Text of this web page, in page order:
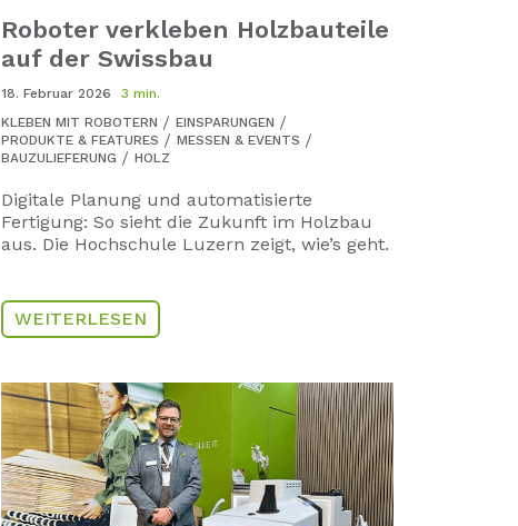
Roboter verkleben Holzbauteile
auf der Swissbau
18. Februar 2026
3 min.
KLEBEN MIT ROBOTERN
EINSPARUNGEN
PRODUKTE & FEATURES
MESSEN & EVENTS
BAUZULIEFERUNG
HOLZ
Digitale Planung und automatisierte
Fertigung: So sieht die Zukunft im Holzbau
aus. Die Hochschule Luzern zeigt, wie’s geht.
WEITERLESEN